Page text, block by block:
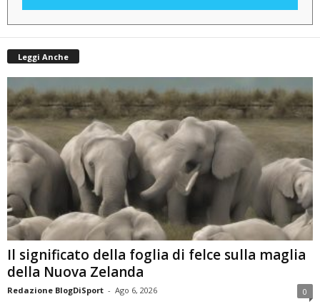
Leggi Anche
Il significato della foglia di felce sulla maglia
della Nuova Zelanda
Redazione BlogDiSport - Ago 6, 2026 0